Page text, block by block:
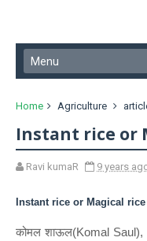
Home Agriculture
Instant rice or
Ravi kumaR 9 years
Instant rice or Magical rice
कोमल शाऊल(Komal Saul),